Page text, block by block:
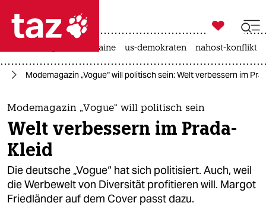
 taz zahl ich
taz zahl ich
themen
politik
öko
gesellschaft

taz zahl ich
krieg in der ukraine us-demokraten nahost-konflikt
Modemagazin „Vogue“ will politisch sein: Welt verbessern im
Modemagazin „Vogue“ will politisch sein
Welt verbessern im Prada-
Kleid
Die deutsche „Vogue“ hat sich politisiert. Auch, weil
die Werbewelt von Diversität profitieren will. Margot
Friedländer auf dem Cover passt dazu.